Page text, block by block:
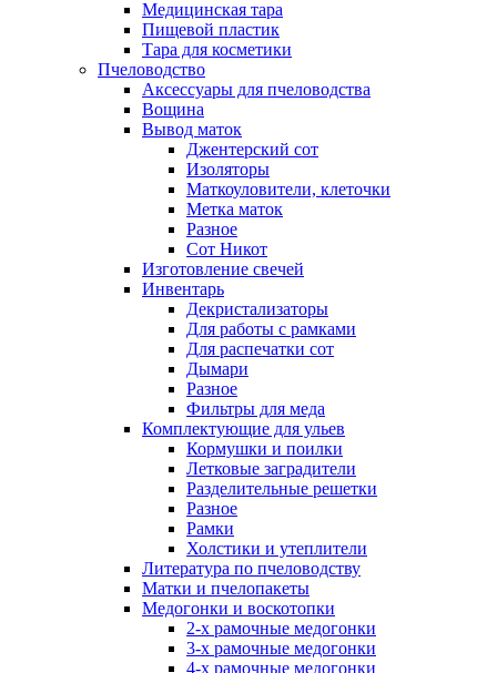
Медицинская тара
Пищевой пластик
Тара для косметики
Пчеловодство
Аксессуары для пчеловодства
Вощина
Вывод маток
Джентерский сот
Изоляторы
Маткоуловители, клеточки
Метка маток
Разное
Сот Никот
Изготовление свечей
Инвентарь
Декристализаторы
Для работы с рамками
Для распечатки сот
Дымари
Разное
Фильтры для меда
Комплектующие для ульев
Кормушки и поилки
Летковые заградители
Разделительные решетки
Разное
Рамки
Холстики и утеплители
Литература по пчеловодству
Матки и пчелопакеты
Медогонки и воскотопки
2-х рамочные медогонки
3-х рамочные медогонки
4-х рамочные медогонки